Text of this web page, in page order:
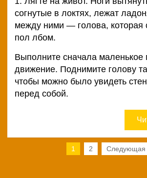
согнутые в локтях, лежат
между ними — голова, которая
пол лбом.
Выполните сначала маленькое
движение. Поднимите голову
чтобы можно было увидеть
перед собой.
1 2 Следующая